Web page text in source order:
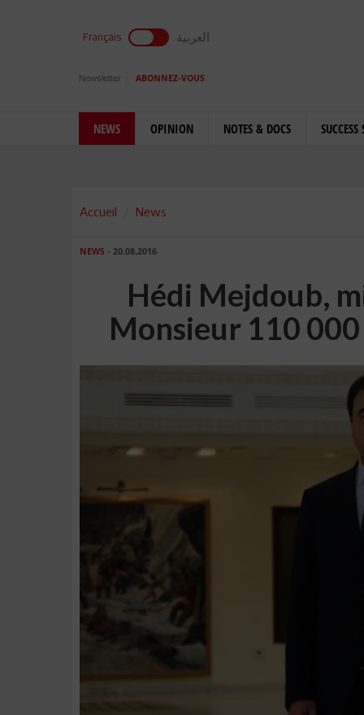
Français العربية
Newsletter ABONNEZ-VOUS
NEWS OPINION NOTES & DOCS SUCCESS
Accueil News
NEWS - 20.08.2016
Hédi Mejdoub,
Monsieur 110